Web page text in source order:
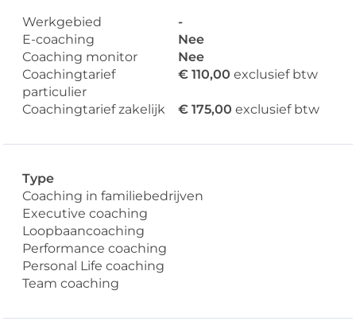
Werkgebied
-
E-coaching
Nee
Coaching monitor
Nee
Coachingtarief
particulier
€ 110,00 exclusief btw
Coachingtarief zakelijk € 175,00 exclusief btw
Type
Coaching in familiebedrijven
Executive coaching
Loopbaancoaching
Performance coaching
Personal Life coaching
Team coaching